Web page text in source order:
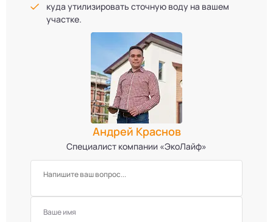
куда утилизировать сточную воду на вашем
участке.
Андрей Краснов
Специалист компании «ЭкоЛайф»